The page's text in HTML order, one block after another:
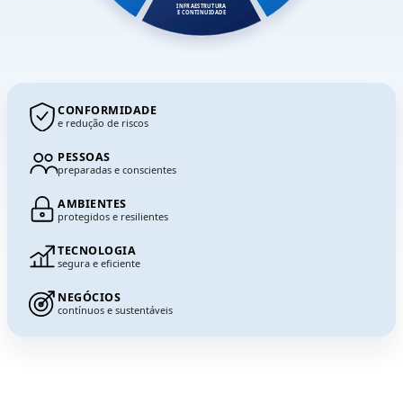
INFRAESTRUTURA
E CONTINUIDADE
CONFORMIDADE
e redução de riscos
PESSOAS
preparadas e conscientes
AMBIENTES
protegidos e resilientes
TECNOLOGIA
segura e eficiente
NEGÓCIOS
contínuos e sustentáveis